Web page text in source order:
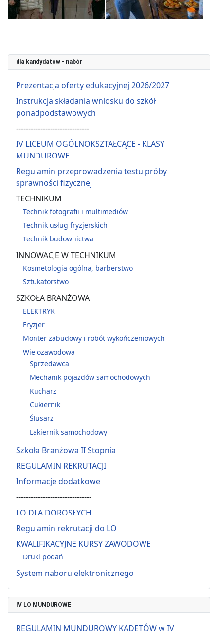
dla kandydatów - nabór
Prezentacja oferty edukacyjnej 2026/2027
Instrukcja składania wniosku do szkół
ponadpodstawowych
------------------------------
IV LICEUM OGÓLNOKSZTAŁCĄCE - KLASY
MUNDUROWE
Regulamin przeprowadzenia testu próby
sprawności fizycznej
TECHNIKUM
Technik fotografii i multimediów
Technik usług fryzjerskich
Technik budownictwa
INNOWACJE W TECHNIKUM
Kosmetologia ogólna, barberstwo
Sztukatorstwo
SZKOŁA BRANŻOWA
ELEKTRYK
Fryzjer
Monter zabudowy i robót wykończeniowych
Wielozawodowa
Sprzedawca
Mechanik pojazdów samochodowych
Kucharz
Cukiernik
Ślusarz
Lakiernik samochodowy
Szkoła Branżowa II Stopnia
REGULAMIN REKRUTACJI
Informacje dodatkowe
-------------------------------
LO DLA DOROSŁYCH
Regulamin rekrutacji do LO
KWALIFIKACYJNE KURSY ZAWODOWE
Druki podań
System naboru elektronicznego
IV LO MUNDUROWE
REGULAMIN MUNDUROWY KADETÓW w IV